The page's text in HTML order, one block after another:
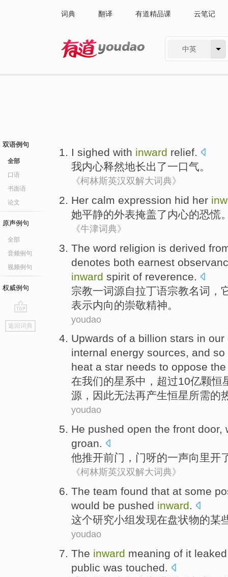
词典 翻译 有道精品课 云笔记
中英
双语例句
全部
口语
书面语
论文
原声例句
全部
音频例句
视频例句
权威例句
go
top
返回词典
I sighed with inward relief.
我内心释然地长出了一口气。
《柯林斯英汉双解大词典》
Her calm expression hid her
她平静的外表掩盖了内心的恐慌
《牛津词典》
The word religion is derived
denotes both earnest
inward spirit of reverence
宗教一词源自拉丁语宗教名词 ，
表示内向的崇敬精神 。
youdao
Upwards of a billion stars in our
internal energy sources, and so
heat a star needs to oppose
在我们的星系中 ， 超过10亿颗恒
源 ， 因此无法再产生恒星所需的
youdao
He pushed open the front door,
groan.
他推开前门 ， 门呀的一声向 里开
《柯林斯英汉双解大词典》
The team found that at some
would be pushed inward.
这个研究小组发现在盘状物的某
youdao
The inward meaning of it leaked
public was touched.